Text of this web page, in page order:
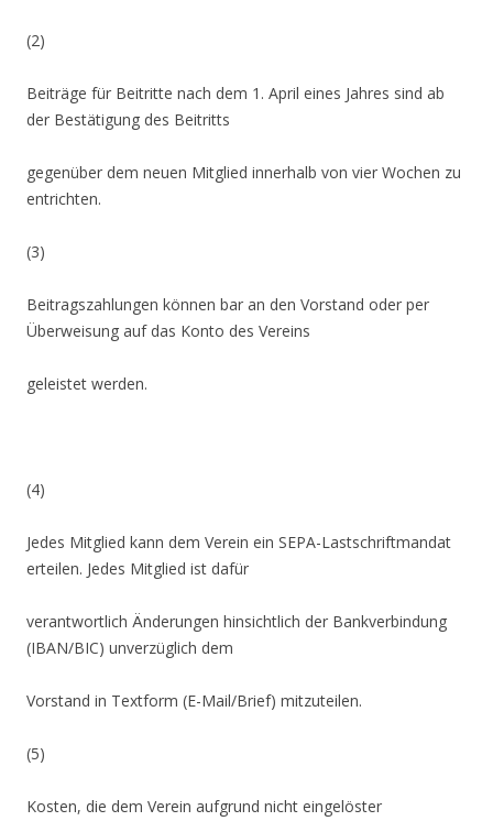
(2)
Beiträge für Beitritte nach dem 1. April eines Jahres sind ab
der Bestätigung des Beitritts
gegenüber dem neuen Mitglied innerhalb von vier Wochen zu
entrichten.
(3)
Beitragszahlungen können bar an den Vorstand oder per
Überweisung auf das Konto des Vereins
geleistet werden.
(4)
Jedes Mitglied kann dem Verein ein SEPA-Lastschriftmandat
erteilen. Jedes Mitglied ist dafür
verantwortlich Änderungen hinsichtlich der Bankverbindung
(IBAN/BIC) unverzüglich dem
Vorstand in Textform (E-Mail/Brief) mitzuteilen.
(5)
Kosten, die dem Verein aufgrund nicht eingelöster